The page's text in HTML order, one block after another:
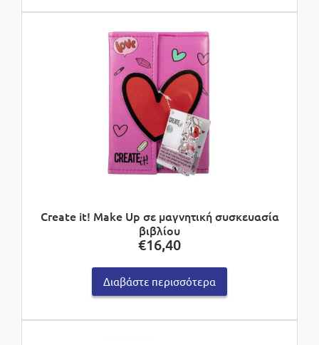
Create it! Make Up σε μαγνητική συσκευασία
βιβλίου
€16,40
Διαβάστε περισσότερα